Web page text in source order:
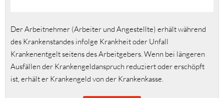
Der Arbeitnehmer (Arbeiter und Angestellte) erhält während
des Krankenstandes infolge Krankheit oder Unfall
Krankenentgelt seitens des Arbeitgebers. Wenn bei längeren
Ausfällen der Krankengeldanspruch reduziert oder erschöpft
ist, erhält er Krankengeld von der Krankenkasse.